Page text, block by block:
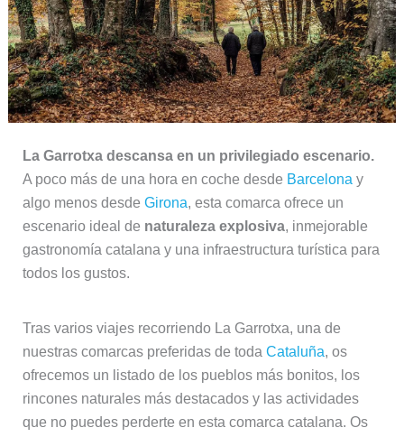
La Garrotxa descansa en un privilegiado escenario.
A poco más de una hora en coche desde Barcelona y
algo menos desde Girona, esta comarca ofrece un
escenario ideal de naturaleza explosiva, inmejorable
gastronomía catalana y una infraestructura turística para
todos los gustos.
Tras varios viajes recorriendo La Garrotxa, una de
nuestras comarcas preferidas de toda Cataluña, os
ofrecemos un listado de los pueblos más bonitos, los
rincones naturales más destacados y las actividades
que no puedes perderte en esta comarca catalana. Os